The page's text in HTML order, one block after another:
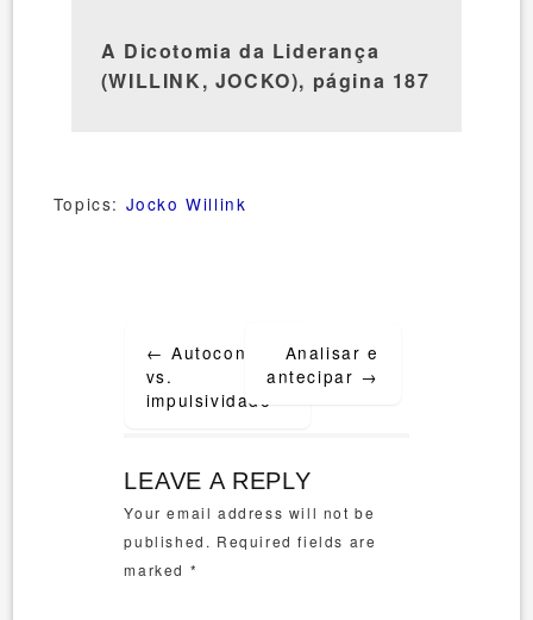
A Dicotomia da Liderança
(WILLINK, JOCKO), página 187
Topics: Jocko Willink
navigation
← Autocontrole
vs.
impulsividade
Analisar e
antecipar →
LEAVE A REPLY
Your email address will not be
published. Required fields are
marked *